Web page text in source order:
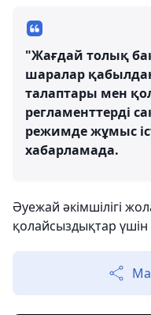
"Жағдай толық
шаралар
талаптары мен
регламенттерді
режимде жұмыс
хабарламада.
Әуежай әкімшілігі
қолайсыздықтар үшін